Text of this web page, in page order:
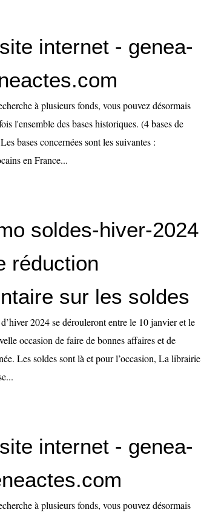
internet - genea-
à plusieurs fonds, vous pouvez désormais
l'ensemble des bases historiques. (4 bases de
bases concernées sont les suivantes :
en France...
soldes-hiver-2024
réduction
sur les soldes
2024 se dérouleront entre le 10 janvier et le
occasion de faire de bonnes affaires et de
Les soldes sont là et pour l’occasion, La librairie
internet - genea-
à plusieurs fonds, vous pouvez désormais